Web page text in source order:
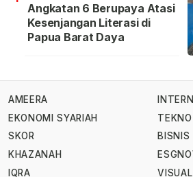
Angkatan 6 Berupaya Atasi
Kesenjangan Literasi di
Papua Barat Daya
AMEERA
EKONOMI SYARIAH
SKOR
KHAZANAH
IQRA
TEKNO
BISNIS
VISUAL